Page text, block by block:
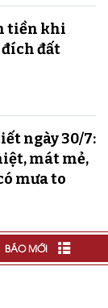
tiền khi
đất
ngày 30/7:
mát mẻ,
mưa to
BÁO MỚI